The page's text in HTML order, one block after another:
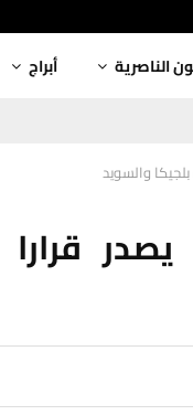
الناصرية أبراج
والسويد